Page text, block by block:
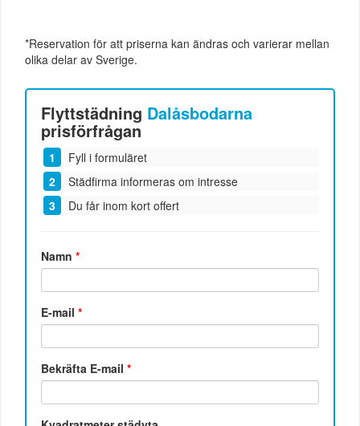
*Reservation för att priserna kan ändras och varierar mellan
olika delar av Sverige.
Flyttstädning Dalåsbodarna
prisförfrågan
Fyll i formuläret
Städfirma informeras om intresse
Du får inom kort offert
Namn*
E-mail*
Bekräfta E-mail*